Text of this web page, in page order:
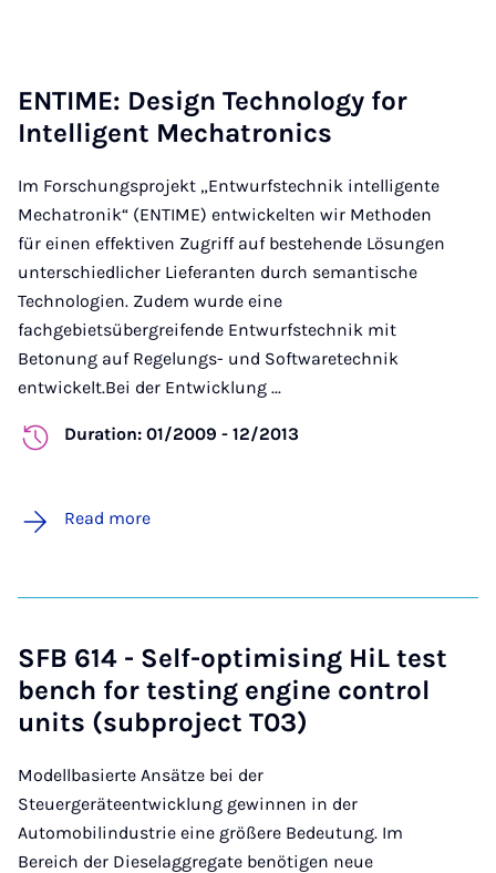
ENTIME: Design Technology for
Intelligent Mechatronics
Im Forschungsprojekt „Entwurfstechnik intelligente
Mechatronik“ (ENTIME) entwickelten wir Methoden
für einen effektiven Zugriff auf bestehende Lösungen
unterschiedlicher Lieferanten durch semantische
Technologien. Zudem wurde eine
fachgebietsübergreifende Entwurfstechnik mit
Betonung auf Regelungs- und Softwaretechnik
entwickelt.Bei der Entwicklung ...
Duration: 01/2009 - 12/2013
Read more
SFB 614 - Self-optimising HiL test
bench for testing engine control
units (subproject T03)
Modellbasierte Ansätze bei der
Steuergeräteentwicklung gewinnen in der
Automobilindustrie eine größere Bedeutung. Im
Bereich der Dieselaggregate benötigen neue